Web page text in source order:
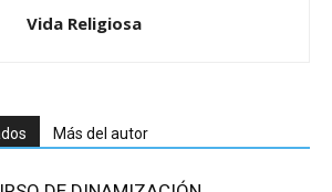
Vida Religiosa
Más del autor